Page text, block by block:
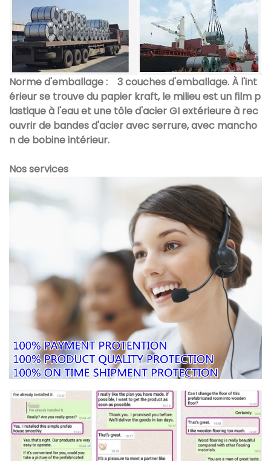
Norme d'emballage :
3 couches d'emballage. À l'int
érieur se trouve du papier kraft, le milieu est un film p
lastique à l'eau et une tôle d'acier GI extérieure à rec
ouvrir de bandes d'acier avec serrure, avec mancho
n de bobine intérieur.
Nos services